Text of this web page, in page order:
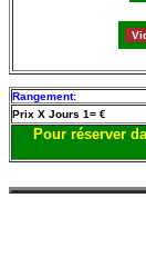
Rangement:
Prix X Jours 1= €
Pour réserver